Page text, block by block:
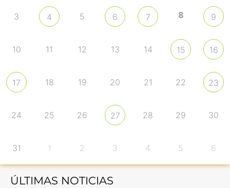
3 4 5 6 7 8 9
10 11 12 13 14 15 16
17 18 19 20 21 22 23
24 25 26 27 28 29 30
31 1 2 3 4 5 6
ÚLTIMAS NOTICIAS